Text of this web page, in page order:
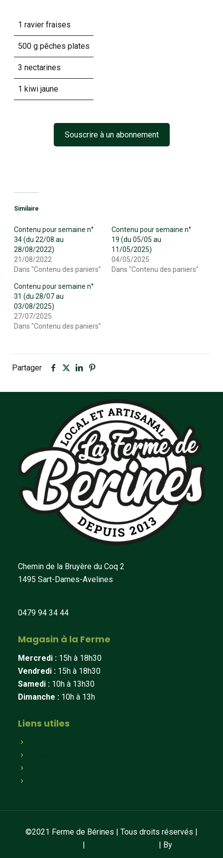
1 ravier fraises
500 g pêches plates
3 nectarines
1 kiwi jaune
Souscrire à un abonnement
Similaire
Contenu pour semaine n°
34 (du 22/08 au
28/08/2022)
21/08/2022
Dans "Contenu des paniers"
Contenu pour semaine n°
19 (du 05/05 au
11/05/2025)
04/05/2025
Dans "Contenu des paniers"
Contenu pour semaine n°
31 (du 28/07 au
03/08/2025)
27/07/2025
Dans "Contenu des paniers"
Partager
Chemin de la Bruyère du Coq 2
1495 Sart-Dames-Avelines
0479 94 34 44
Magasin à la Ferme
Mercredi : 15h à 18h30
Vendredi : 15h à 18h30
Samedi : 10h à 13h30
Dimanche : 10h à 13h
Liens utiles
©2021 Ferme de Bérines | Tous droits réservés |
| | By